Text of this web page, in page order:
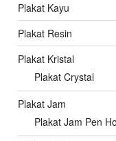
Plakat Kayu
Plakat Resin
Plakat Kristal
Plakat Crystal
Plakat Jam
Plakat Jam Pen